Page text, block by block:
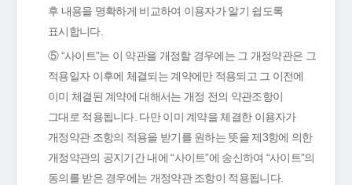
후 내용을 명확하게 비교하여 이용자가 알기 쉽도록
표시합니다.
⑤ “사이트”는 이 약관을 개정할 경우에는 그 개정약관은 그
적용일자 이후에 체결되는 계약에만 적용되고 그 이전에
이미 체결된 계약에 대해서는 개정 전의 약관조항이
그대로 적용됩니다. 다만 이미 계약을 체결한 이용자가
개정약관 조항의 적용을 받기를 원하는 뜻을 제3항에 의한
개정약관의 공지기간 내에 “사이트”에 송신하여 “사이트”의
동의를 받은 경우에는 개정약관 조항이 적용됩니다.